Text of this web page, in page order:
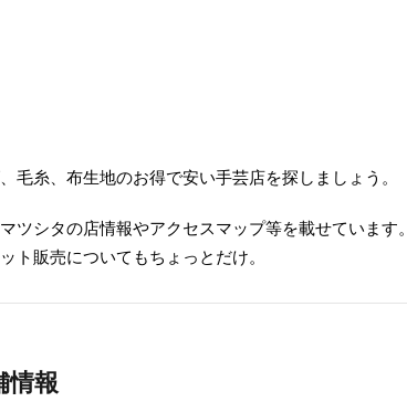
毛糸、布生地のお得で安い手芸店を探しましょう。
ツシタの店情報やアクセスマップ等を載せています。
ト販売についてもちょっとだけ。
情報